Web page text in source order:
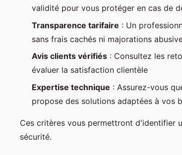
validité pour vous protéger en cas de
Transparence tarifaire : Un
sans frais cachés ni majorations
Avis clients vérifiés : Consultez les
évaluer la satisfaction clientèle
Expertise technique : Assurez-vous
propose des solutions adaptées à vos
Ces critères vous permettront d'identifier
sécurité.